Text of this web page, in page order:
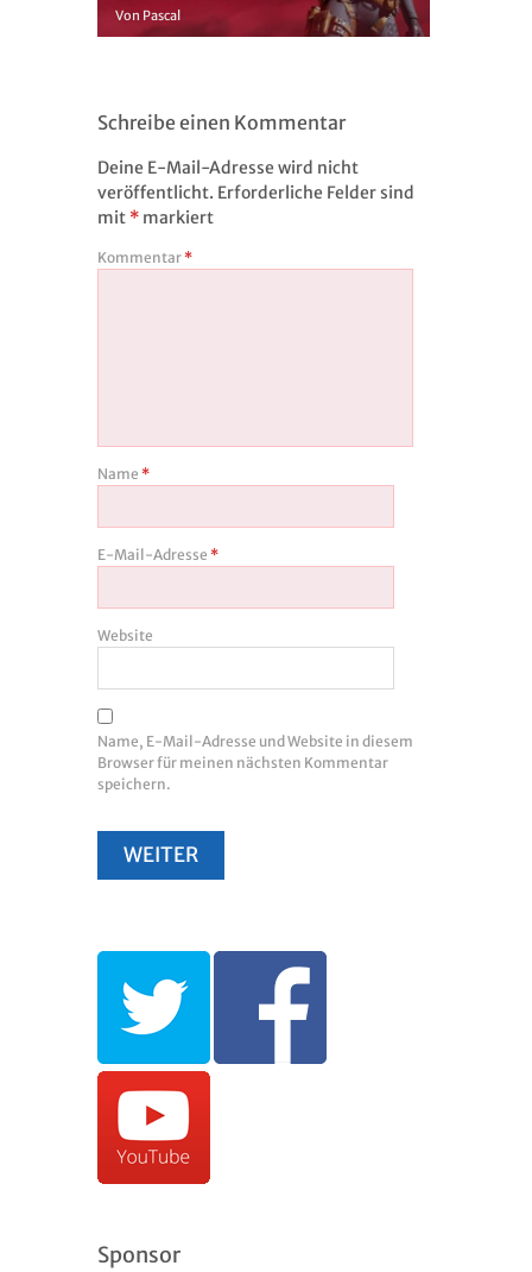
Von Pascal
Schreibe einen Kommentar
Deine E-Mail-Adresse wird nicht
veröffentlicht. Erforderliche Felder sind
mit * markiert
Kommentar *
Name *
E-Mail-Adresse *
Website
Name, E-Mail-Adresse und Website in diesem
Browser für meinen nächsten Kommentar
speichern.
Sponsor